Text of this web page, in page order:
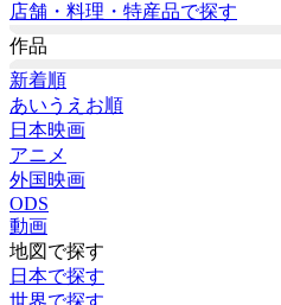
店舗・料理・特産品で探す
作品
新着順
あいうえお順
日本映画
アニメ
外国映画
ODS
動画
地図で探す
日本で探す
世界で探す